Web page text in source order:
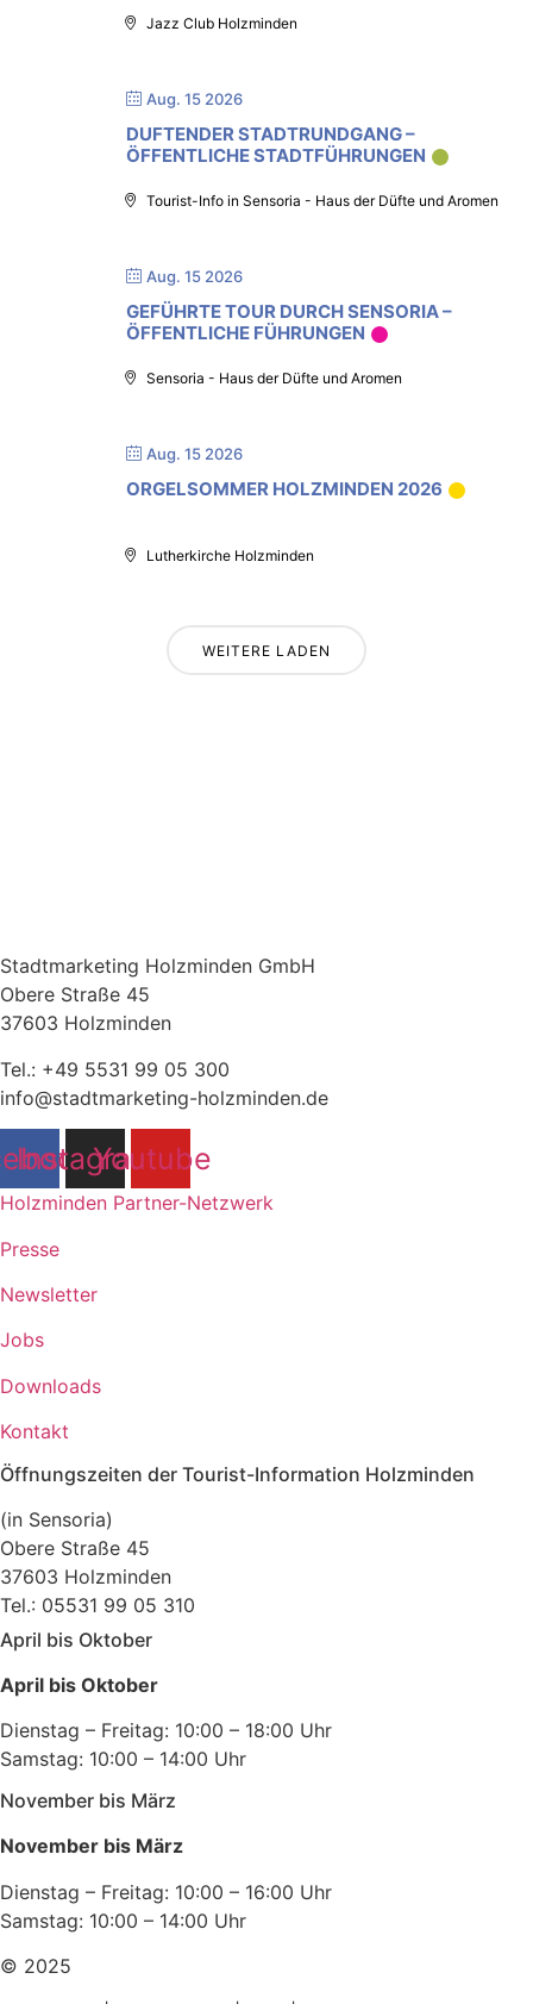
Jazz Club Holzminden
Aug. 15 2026
DUFTENDER STADTRUNDGANG –
ÖFFENTLICHE STADTFÜHRUNGEN
Tourist-Info in Sensoria - Haus der Düfte und Aromen
Aug. 15 2026
GEFÜHRTE TOUR DURCH SENSORIA –
ÖFFENTLICHE FÜHRUNGEN
Sensoria - Haus der Düfte und Aromen
Aug. 15 2026
ORGELSOMMER HOLZMINDEN 2026
Lutherkirche Holzminden
WEITERE LADEN
Stadtmarketing Holzminden GmbH
Obere Straße 45
37603 Holzminden
Tel.: +49 5531 99 05 300
info@stadtmarketing-holzminden.de
Instagram
Youtube
Holzminden Partner-Netzwerk
Presse
Newsletter
Jobs
Downloads
Kontakt
Öffnungszeiten der Tourist-Information Holzminden
(in Sensoria)
Obere Straße 45
37603 Holzminden
Tel.: 05531 99 05 310
April bis Oktober
April bis Oktober
Dienstag – Freitag: 10:00 – 18:00 Uhr
Samstag: 10:00 – 14:00 Uhr
November bis März
November bis März
Dienstag – Freitag: 10:00 – 16:00 Uhr
Samstag: 10:00 – 14:00 Uhr
© 2025